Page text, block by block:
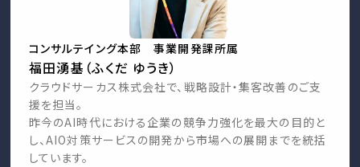
コンサルテイング本部 事業開発課所属
福田湧基（ふくだ ゆうき）
クラウドサーカス株式会社で、戦略設計・集客改善のご支
援を担当。
昨今のAI時代における企業の競争力強化を最大の目的と
し、AIO対策サービスの開発から市場への展開までを統括
しています。